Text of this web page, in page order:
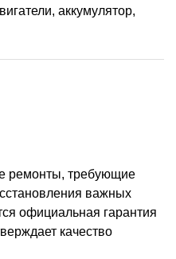
аккумулятор,
ремонты, требующие
важных
официальная гарантия
качество